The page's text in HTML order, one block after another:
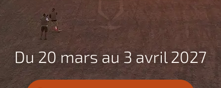
Du 20 mars au 3 avril 2027